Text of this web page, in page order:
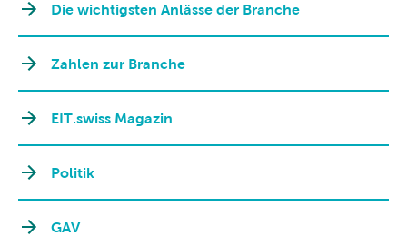
Die wichtigsten Anlässe der Branche
Zahlen zur Branche
EIT.swiss Magazin
Politik
GAV